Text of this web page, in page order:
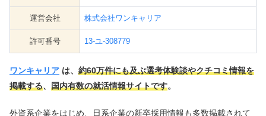
運営会社 株式会社ワンキャリア
許可番号 13-ユ-308779
ワンキャリア は、 約60万件にも及ぶ選考体験談やクチコミ情報を
掲載する、 国内有数の就活情報サイトです。
外資系企業をはじめ、日系企業の新卒採用情報も多数掲載されて